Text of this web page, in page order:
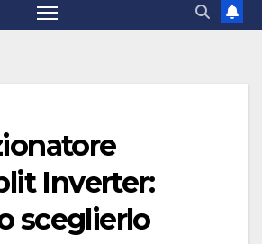
Inverter:
sceglierlo